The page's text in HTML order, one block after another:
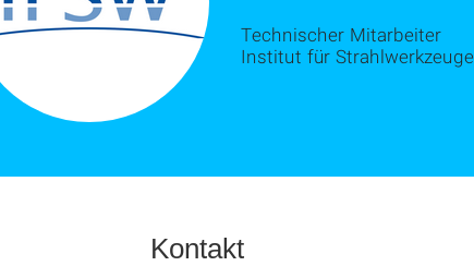
Technischer Mitarbeiter
Institut für
Kontakt